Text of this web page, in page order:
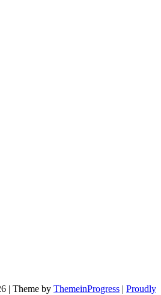
| Theme by ThemeinProgress | Proudly